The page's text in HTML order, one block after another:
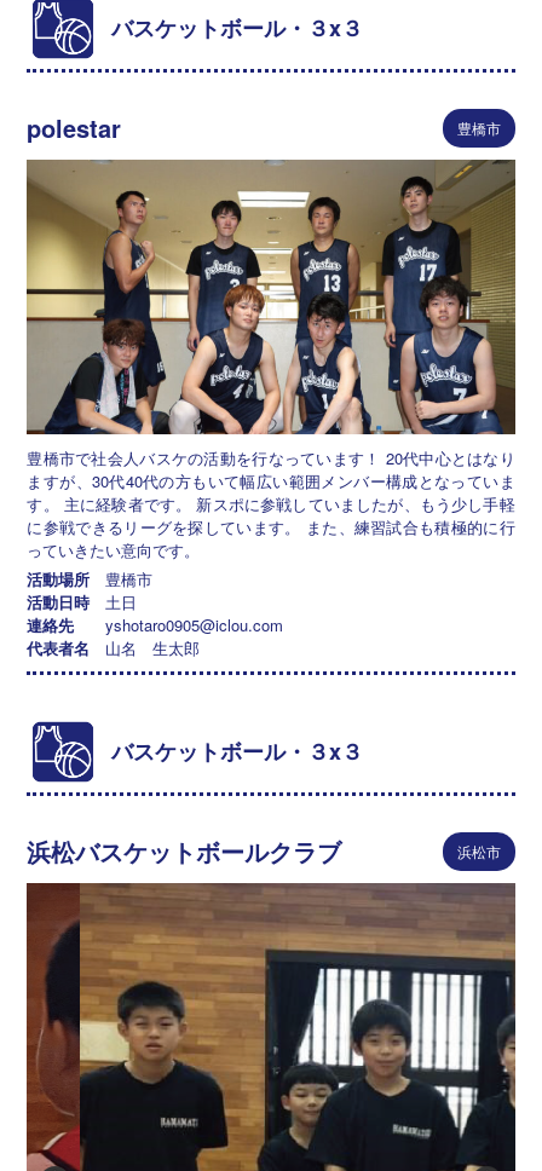
バスケットボール・３x３
polestar 豊橋市
豊橋市で社会人バスケの活動を行なっています！ 20代中心とはなり
ますが、30代40代の方もいて幅広い範囲メンバー構成となっていま
す。 主に経験者です。 新スポに参戦していましたが、もう少し手軽
に参戦できるリーグを探しています。 また、練習試合も積極的に行
っていきたい意向です。
活動場所
豊橋市
活動日時
土日
連絡先
yshotaro0905@iclou.com
代表者名
山名 生太郎
バスケットボール・３x３
浜松バスケットボールクラブ 浜松市